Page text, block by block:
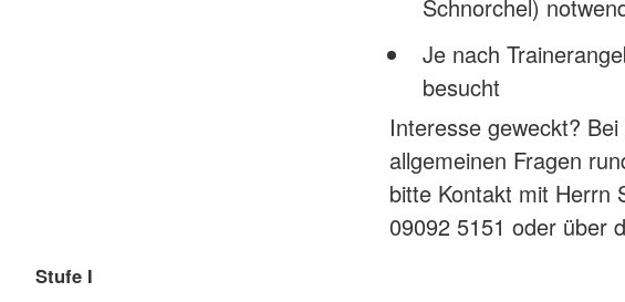
Schnorchel)
Je nach
besucht
Interesse geweckt?
allgemeinen Fragen
bitte Kontakt mit Herrn
09092 5151 oder über
Stufe I